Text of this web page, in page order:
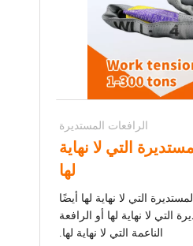
الرافعات المستديرة
التي لا نهاية
لها
التي لا نهاية لها أيضًا
التي لا نهاية لها أو الرافعة
الناعمة التي لا نهاية لها.